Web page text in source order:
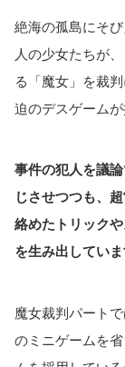
絶海の孤島にそ
人の少女たちが
る「魔女」を裁
迫のデスゲームが
事件の犯人を議
じさせつつも、
絡めたトリック
を生み出していま
魔女裁判パート
のミニゲームを